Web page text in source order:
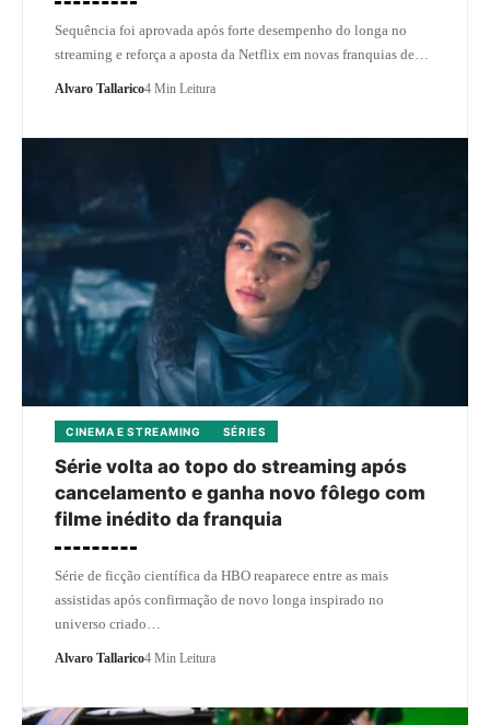
Sequência foi aprovada após forte desempenho do longa no
streaming e reforça a aposta da Netflix em novas franquias de…
Alvaro Tallarico4 Min Leitura
CINEMA E STREAMING SÉRIES
Série volta ao topo do streaming após
cancelamento e ganha novo fôlego com
filme inédito da franquia
Série de ficção científica da HBO reaparece entre as mais
assistidas após confirmação de novo longa inspirado no
universo criado…
Alvaro Tallarico4 Min Leitura